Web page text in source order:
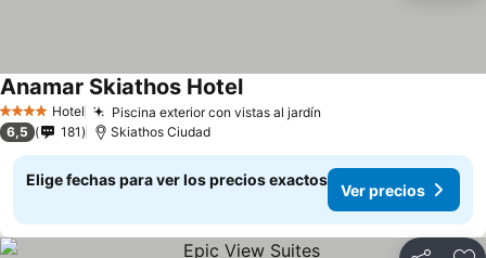
4 EstrellasHotel Piscina exterior con vistas al jardín
Anamar Skiathos Hotel
6,5 181 Skiathos Ciudad
Elige fechas para ver los precios exactos
Ver precios